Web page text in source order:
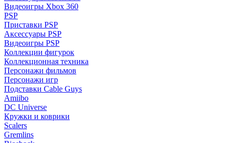
Видеоигры Xbox 360
PSP
Приставки PSP
Аксессуары PSP
Видеоигры PSP
Коллекции фигурок
Коллекционная техника
Персонажи фильмов
Персонажи игр
Подставки Cable Guys
Amiibo
DC Universe
Кружки и коврики
Scalers
Gremlins